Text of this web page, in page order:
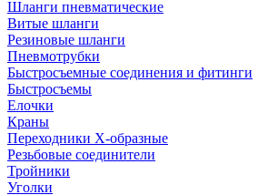
Шланги пневматические
Витые шланги
Резиновые шланги
Пневмотрубки
Быстросъемные соединения и фитинги
Быстросъемы
Елочки
Краны
Переходники Х-образные
Резьбовые соединители
Тройники
Уголки